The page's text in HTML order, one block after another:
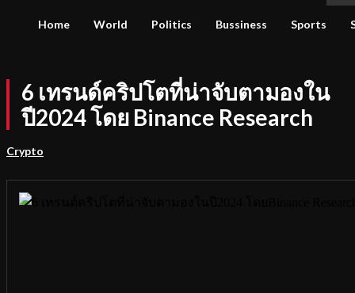
Home World Politics Bussiness Sports
6 เทรนด์คริปโตที่น่าจับตามองใน
ปี2024 โดย Binance Research
Crypto